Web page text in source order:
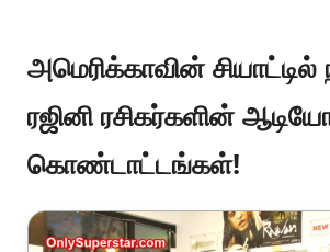
அமெரிக்காவின் சியாட்டில்
ரஜினி ரசிகர்களின்
கொண்டாட்டங்கள்!